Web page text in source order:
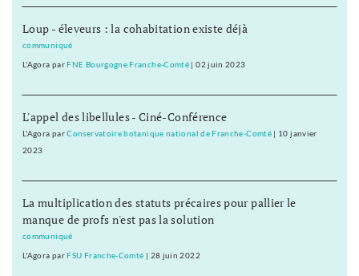
Loup - éleveurs : la cohabitation existe déjà
communiqué
L'Agora parFNE Bourgogne Franche-Comté |02 juin 2023
L'appel des libellules - Ciné-Conférence
L'Agora parConservatoire botanique national de Franche-Comté| 10 janvier
2023
La multiplication des statuts précaires pour pallier le
manque de profs n'est pas la solution
communiqué
L'Agora parFSU Franche-Comté | 28 juin 2022